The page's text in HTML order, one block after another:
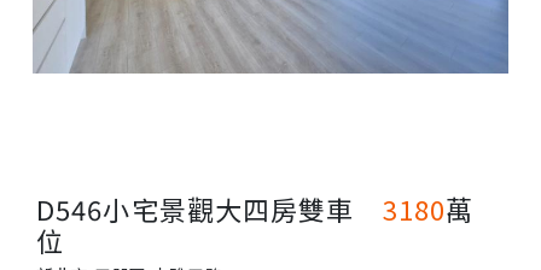
D546小宅景觀大四房雙車
位
3180萬